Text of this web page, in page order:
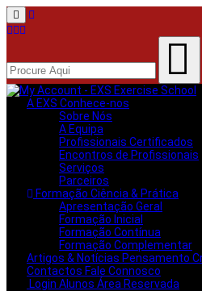
Menu
A EXS Conhece-nos
Sobre Nós
A Equipa
Profissionais Certificados
Encontros de Profissionais
Serviços
Parceiros
Formação Ciência & Prática
Apresentação Geral
Formação Inicial
Formação Contínua
Formação Complementar
Artigos & Notícias Pensamento
Contactos Fale Connosco
Login Alunos Área Reservada